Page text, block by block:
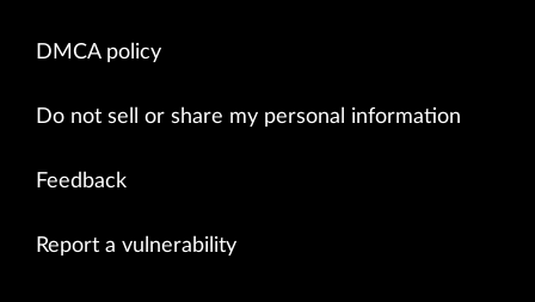
DMCA policy
Do not sell or share my personal information
Feedback
Report a vulnerability